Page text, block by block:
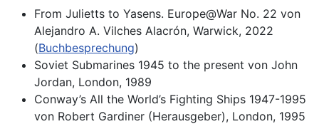
From Julietts to Yasens. Europe@War No. 22 von
Alejandro A. Vilches Alacrón, Warwick, 2022
(Buchbesprechung)
Soviet Submarines 1945 to the present von John
Jordan, London, 1989
Conway’s All the World’s Fighting Ships 1947-1995
von Robert Gardiner (Herausgeber), London, 1995